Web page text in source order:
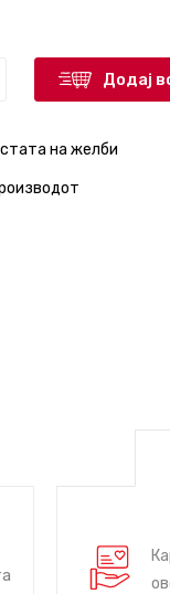
Додај
на желби